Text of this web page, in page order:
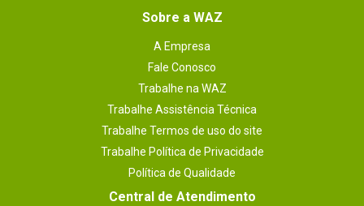
Sobre a WAZ
A Empresa
Fale Conosco
Trabalhe na WAZ
Trabalhe Assistência Técnica
Trabalhe Termos de uso do site
Trabalhe Política de Privacidade
Política de Qualidade
Central de Atendimento